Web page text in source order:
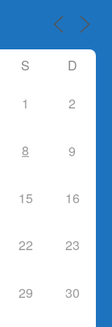
S D
1 2
8 9
15 16
22 23
29 30